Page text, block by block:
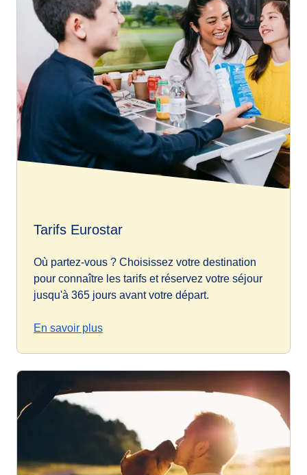
Tarifs Eurostar
Où partez-vous ? Choisissez votre destination
pour connaître les tarifs et réservez votre séjour
jusqu'à 365 jours avant votre départ.
En savoir plus